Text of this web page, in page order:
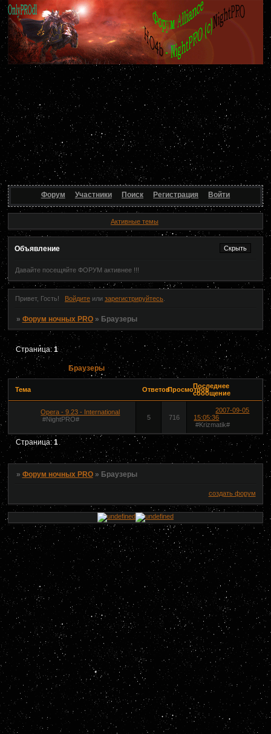
Форум Участники Поиск Регистрация Войти
Активные темы
Объявление
Давайте посещяйте ФОРУМ активнее !!!
Привет, Гость! Войдитеили зарегистрируйтесь.
» Форум ночных PRO » Браузеры
Браузеры
Страница: 1
Тема ОтветовПросмотровПоследнее
сообщение
Opera - 9.23 - International
#NightPRO#
5 716
2007-09-05
15:05:36
#Krizmatik#
Страница:1
» Форум ночных PRO » Браузеры
создать форум